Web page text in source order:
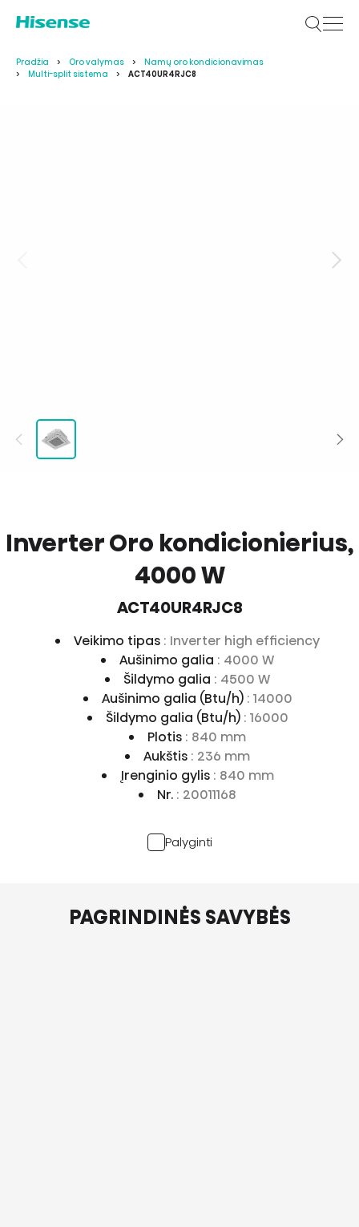
Pradžia Oro valymas
Namų oro kondicionavimas
Multi-split sistema
ACT40UR4RJC8
Inverter Oro kondicionierius,
4000 W
ACT40UR4RJC8
Veikimo tipas : Inverter high efficiency
Aušinimo galia : 4000 W
Šildymo galia : 4500 W
Aušinimo galia (Btu/h) : 14000
Šildymo galia (Btu/h) : 16000
Plotis : 840 mm
Aukštis : 236 mm
Įrenginio gylis : 840 mm
Nr. : 20011168
Palyginti
PAGRINDINĖS SAVYBĖS